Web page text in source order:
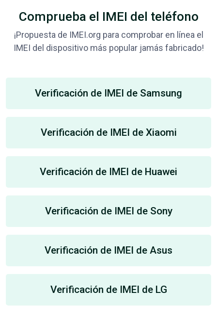
Comprueba el IMEI del teléfono
¡Propuesta de IMEI.org para comprobar en línea el
IMEI del dispositivo más popular jamás fabricado!
Verificación de IMEI de Samsung
Verificación de IMEI de Xiaomi
Verificación de IMEI de Huawei
Verificación de IMEI de Sony
Verificación de IMEI de Asus
Verificación de IMEI de LG